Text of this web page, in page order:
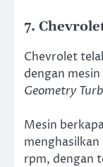
7.
Chevrolet
dengan
Geometry
Mesin
menghasilkan
rpm, dengan